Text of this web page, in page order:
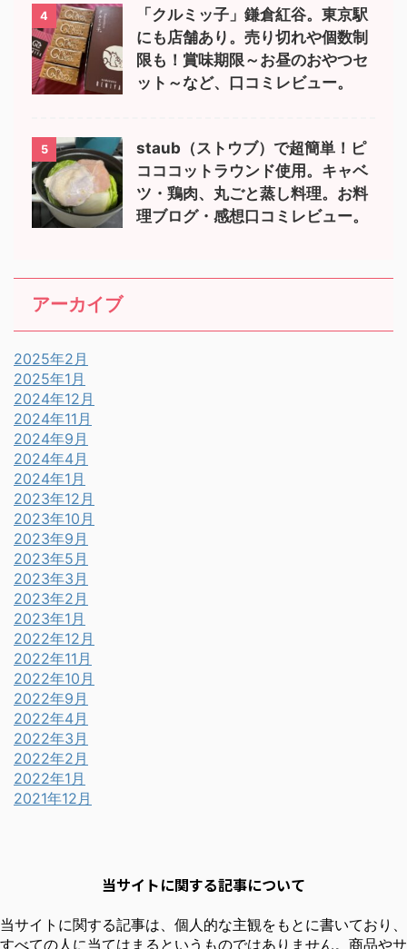
4
「クルミッ子」鎌倉紅谷。東京駅
にも店舗あり。売り切れや個数制
限も！賞味期限～お昼のおやつセ
ット～など、口コミレビュー。
5
staub（ストウブ）で超簡単！ピ
コココットラウンド使用。キャベ
ツ・鶏肉、丸ごと蒸し料理。お料
理ブログ・感想口コミレビュー。
アーカイブ
2025年2月
2025年1月
2024年12月
2024年11月
2024年9月
2024年4月
2024年1月
2023年12月
2023年10月
2023年9月
2023年5月
2023年3月
2023年2月
2023年1月
2022年12月
2022年11月
2022年10月
2022年9月
2022年4月
2022年3月
2022年2月
2022年1月
2021年12月
当サイトに関する記事について
当サイトに関する記事は、個人的な主観をもとに書いており、
すべての人に当てはまるというものではありません。商品やサ